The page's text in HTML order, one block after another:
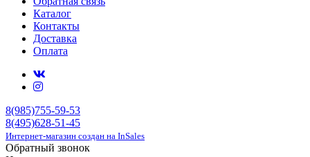
Каталог
Контакты
Доставка
Оплата
8(985)755-59-53
8(495)628-51-45
Интернет-магазин создан на InSales
Обратный звонок